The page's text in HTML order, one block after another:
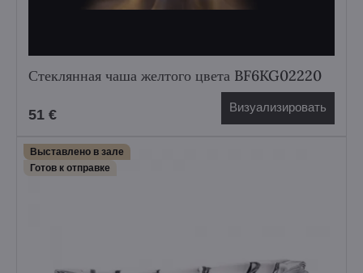
Стеклянная чаша желтого цвета BF6KG02220
51 € Визуализировать
Выставлено в зале
Готов к отправке